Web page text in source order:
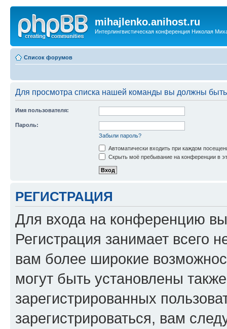
mihajlenko.anihost.ru
Интерлингвистическая конференция Николая
Список форумов
Для просмотра списка нашей команды вы должны
Имя пользователя:
Пароль:
Забыли пароль?
Автоматически входить при каждом
Скрыть моё пребывание на конференции в
РЕГИСТРАЦИЯ
Для входа на конференцию
Регистрация занимает всего
вам более широкие
могут быть установлены
зарегистрированных
зарегистрироваться, вам